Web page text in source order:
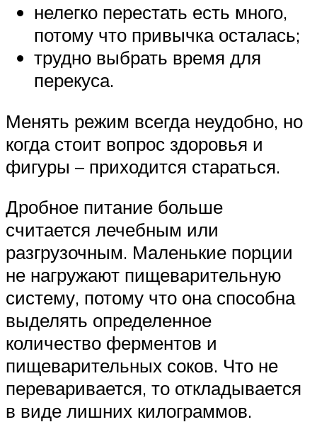
нелегко перестать есть много,
потому что привычка осталась;
трудно выбрать время для
перекуса.
Менять режим всегда неудобно, но
когда стоит вопрос здоровья и
фигуры – приходится стараться.
Дробное питание больше
считается лечебным или
разгрузочным. Маленькие порции
не нагружают пищеварительную
систему, потому что она способна
выделять определенное
количество ферментов и
пищеварительных соков. Что не
переваривается, то откладывается
в виде лишних килограммов.